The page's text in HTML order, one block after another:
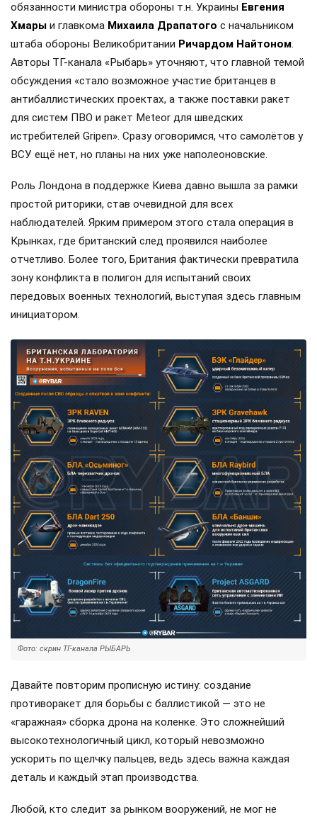
обязанности министра обороны т.н. Украины Евгения
Хмары и главкома Михаила Драпатого с начальником
штаба обороны Великобритании Ричардом Найтоном.
Авторы ТГ-канала «Рыбарь» уточняют, что главной темой
обсуждения «стало возможное участие британцев в
антибаллистических проектах, а также поставки ракет
для систем ПВО и ракет Meteor для шведских
истребителей Gripen». Сразу оговоримся, что самолётов у
ВСУ ещё нет, но планы на них уже наполеоновские.
Роль Лондона в поддержке Киева давно вышла за рамки
простой риторики, став очевидной для всех
наблюдателей. Ярким примером этого стала операция в
Крынках, где британский след проявился наиболее
отчетливо. Более того, Британия фактически превратила
зону конфликта в полигон для испытаний своих
передовых военных технологий, выступая здесь главным
инициатором.
Фото: скрин ТГ-канала РЫБАРЬ
Давайте повторим прописную истину: создание
противоракет для борьбы с баллистикой — это не
«гаражная» сборка дрона на коленке. Это сложнейший
высокотехнологичный цикл, который невозможно
ускорить по щелчку пальцев, ведь здесь важна каждая
деталь и каждый этап производства.
Любой, кто следит за рынком вооружений, не мог не